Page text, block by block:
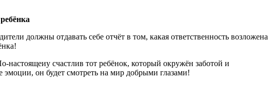
должны отдавать себе отчёт в том, какая ответственность возложена
счастлив тот ребёнок, который окружён заботой и
он будет смотреть на мир добрыми глазами!